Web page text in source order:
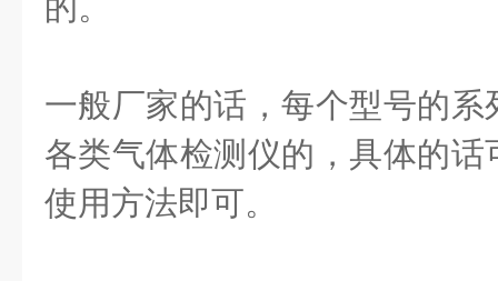
一般厂家的话，每个型号的
各类气体检测仪的，具体的
使用方法即可。